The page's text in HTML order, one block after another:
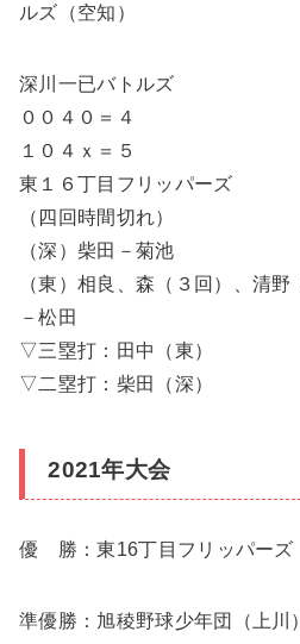
ルズ（空知）
深川一已バトルズ
００４０＝４
１０４ｘ＝５
東１６丁目フリッパーズ
（四回時間切れ）
（深）柴田－菊池
（東）相良、森（３回）、清野
－松田
▽三塁打：田中（東）
▽二塁打：柴田（深）
2021年大会
優 勝：東16丁目フリッパーズ
準優勝：旭稜野球少年団（上川）